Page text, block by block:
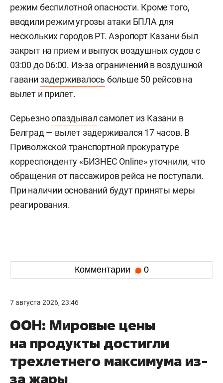
режим беспилотной опасности. Кроме того,
вводили режим угрозы атаки БПЛА для
нескольких городов РТ. Аэропорт Казани был
закрыт на прием и выпуск воздушных судов с
03:00 до 06:00. Из-за ограничений в воздушной
гавани задерживалось больше 50 рейсов на
вылет и прилет.
Серьезноопаздывалсамолет из Казани в
Белград — вылет задерживался 17 часов. В
Приволжской транспортной прокуратуре
корреспонденту «БИЗНЕС Online» уточнили, что
обращения от пассажиров рейса не поступали.
При наличии оснований будут приняты меры
реагирования.
Комментарии 0
7 августа 2026, 23:46
ООН: Мировые цены
на продукты достигли
трехлетнего максимума из-
за жары